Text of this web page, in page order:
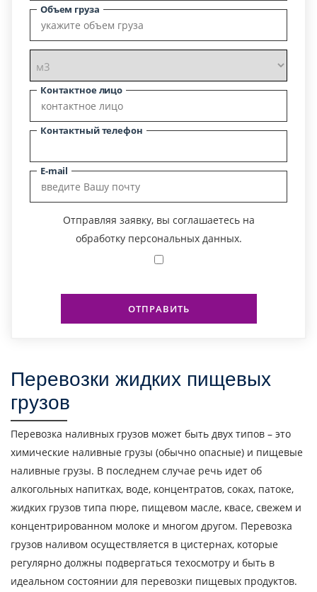
Объем груза
Контактное лицо
Контактный телефон
E-mail
Отправляя заявку, вы соглашаетесь на
обработку персональных данных.
ОТПРАВИТЬ
Перевозки жидких пищевых
грузов
Перевозка наливных грузов может быть двух типов – это
химические наливные грузы (обычно опасные) и пищевые
наливные грузы. В последнем случае речь идет об
алкогольных напитках, воде, концентратов, соках, патоке,
жидких грузов типа пюре, пищевом масле, квасе, свежем и
концентрированном молоке и многом другом. Перевозка
грузов наливом осуществляется в цистернах, которые
регулярно должны подвергаться техосмотру и быть в
идеальном состоянии для перевозки пищевых продуктов.